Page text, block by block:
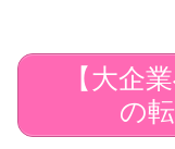
【大企
の